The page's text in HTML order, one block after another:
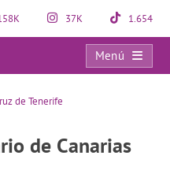
37K 1.654
Menú
(HUC)
de Tenerife
de Canarias